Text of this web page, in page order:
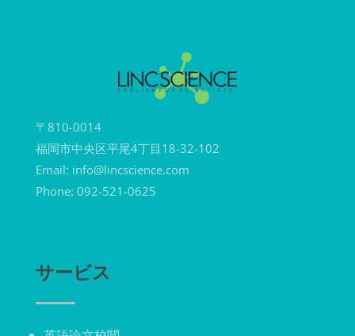
〒810-0014
福岡市中央区平尾4丁目18-32-102
Email: info@lincscience.com
Phone: 092-521-0625
サービス